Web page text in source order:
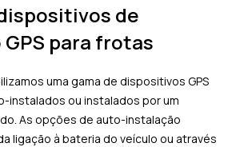
de
para frotas
uma gama de dispositivos GPS
instalados ou instalados por um
As opções de auto-instalação
ligação à bateria do veículo ou através